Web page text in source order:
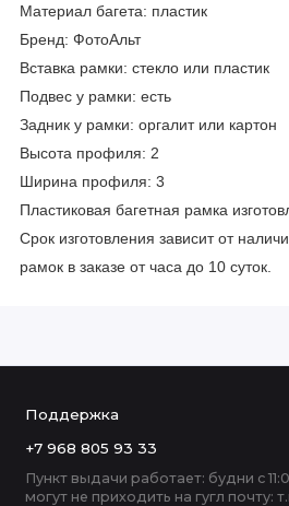
Материал багета: пластик
Бренд: ФотоАльт
Вставка рамки: стекло или пластик
Подвес у рамки: есть
Задник у рамки: оргалит или картон
Высота профиля: 2
Ширина профиля: 3
Пластиковая багетная рамка
Срок изготовления зависит от
рамок в заказе от часа до 10 суток.
Поддержка
+7 968 805 93 33
Пункт выдачи работает: будни с
могут не приходить на гугл почту: